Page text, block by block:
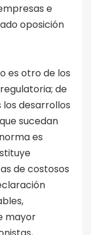
e
oposición
es otro de los
de
desarrollos
sucedan
es
de costosos
mayor